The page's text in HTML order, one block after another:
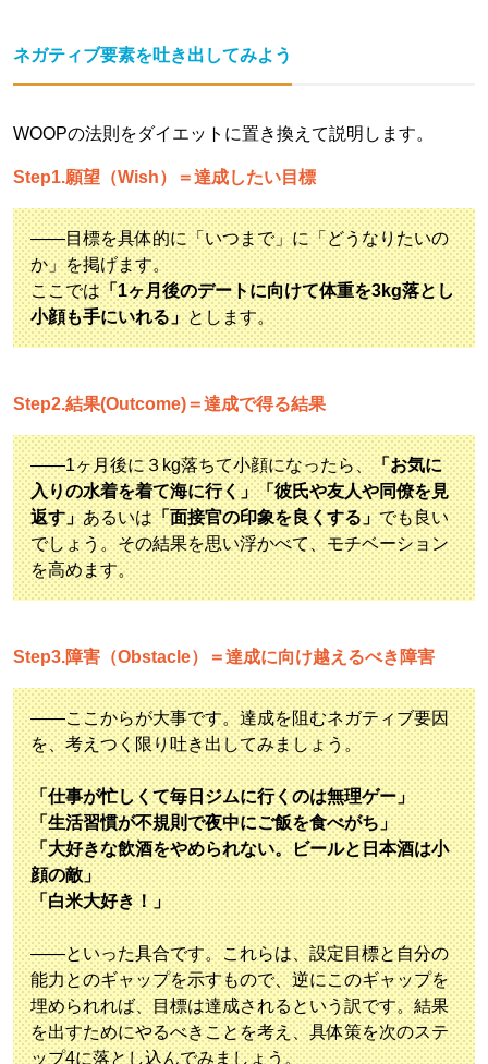
ネガティブ要素を吐き出してみよう
WOOPの法則をダイエットに置き換えて説明します。
Step1.願望（Wish）＝達成したい目標
――目標を具体的に「いつまで」に「どうなりたいの
か」を掲げます。
ここでは「1ヶ月後のデートに向けて体重を3kg落とし
小顔も手にいれる」とします。
Step2.結果(Outcome)＝達成で得る結果
――1ヶ月後に３kg落ちて小顔になったら、「お気に
入りの水着を着て海に行く」「彼氏や友人や同僚を見
返す」あるいは「面接官の印象を良くする」でも良い
でしょう。その結果を思い浮かべて、モチベーション
を高めます。
Step3.障害（Obstacle）＝達成に向け越えるべき障害
――ここからが大事です。達成を阻むネガティブ要因
を、考えつく限り吐き出してみましょう。
「仕事が忙しくて毎日ジムに行くのは無理ゲー」
「生活習慣が不規則で夜中にご飯を食べがち」
「大好きな飲酒をやめられない。ビールと日本酒は小
顔の敵」
「白米大好き！」
――といった具合です。これらは、設定目標と自分の
能力とのギャップを示すもので、逆にこのギャップを
埋められれば、目標は達成されるという訳です。結果
を出すためにやるべきことを考え、具体策を次のステ
ップ4に落とし込んでみましょう。